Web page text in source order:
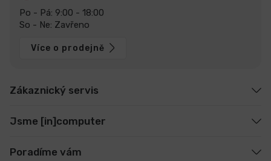
Po - Pá: 9:00 - 18:00
So - Ne: Zavřeno
Více o prodejně
Zákaznický servis
Jsme [in]computer
Poradíme vám